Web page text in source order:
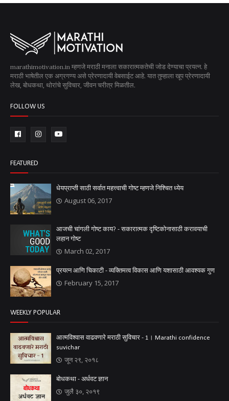
marathimotivation.in म्हणजे मराठी मनाला सकारात्मकतेची जोड देण्याचा प्रयत्न. हे
मराठी भाषेतील एक अग्रगण्य असे प्रेरणादायी वेबसाईट आहे. यात तुम्हाला खूप प्रेरणादायी
लेख, बोधकथा, थोरांचे सुविचार, जीवन चरीत्र मिळतील.
FOLLOW US
FEATURED
धेयप्राप्ती साठी सर्वात महत्त्वाची गोष्ट म्हणजे निश्चित ध्येय
August 06, 2017
आजची चांगली गोष्ट काय? - सकारात्मक दृष्टिकोनासाठी करावयाची
लहान गोष्ट
March 02, 2017
प्रयत्न आणि चिकाटी - व्यक्तिमत्व विकास आणि यशासाठी आवश्यक गुण
February 15, 2017
WEEKLY POPULAR
आत्मविश्वास वाढवणारे मराठी सुविचार - 1। Marathi confidence
suvichar
जून २९, २०१८
बोधकथा - अर्धवट ज्ञान
जुलै ३०, २०१९